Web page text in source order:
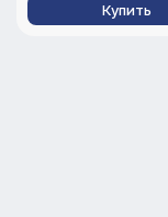
Купить